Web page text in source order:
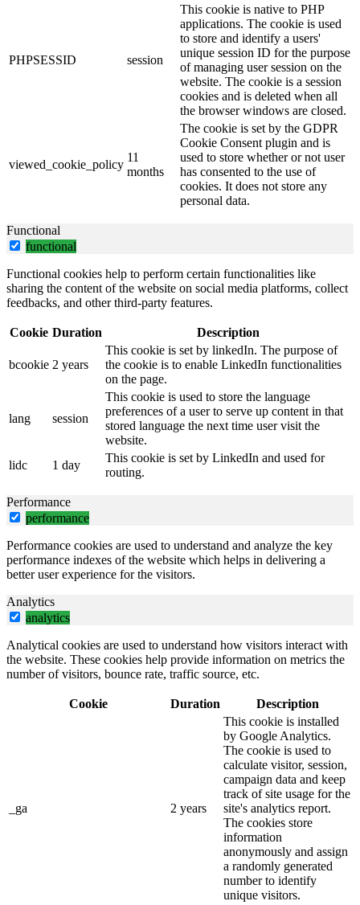
PHPSESSID session
This cookie is native to PHP
applications. The cookie is used
to store and identify a users'
unique session ID for the purpose
of managing user session on the
website. The cookie is a session
cookies and is deleted when all
the browser windows are closed.
viewed_cookie_policy
11
months
The cookie is set by the GDPR
Cookie Consent plugin and is
used to store whether or not user
has consented to the use of
cookies. It does not store any
personal data.
Functional
functional
Functional cookies help to perform certain functionalities like
sharing the content of the website on social media platforms, collect
feedbacks, and other third-party features.
Cookie Duration Description
bcookie 2 years
This cookie is set by linkedIn. The purpose of
the cookie is to enable LinkedIn functionalities
on the page.
lang session
This cookie is used to store the language
preferences of a user to serve up content in that
stored language the next time user visit the
website.
lidc
1 day
This cookie is set by LinkedIn and used for
routing.
Performance
performance
Performance cookies are used to understand and analyze the key
performance indexes of the website which helps in delivering a
better user experience for the visitors.
Analytics
analytics
Analytical cookies are used to understand how visitors interact with
the website. These cookies help provide information on metrics the
number of visitors, bounce rate, traffic source, etc.
Cookie Duration Description
_ga 2 years
This cookie is installed
by Google Analytics.
The cookie is used to
calculate visitor, session,
campaign data and keep
track of site usage for the
site's analytics report.
The cookies store
information
anonymously and assign
a randomly generated
number to identify
unique visitors.